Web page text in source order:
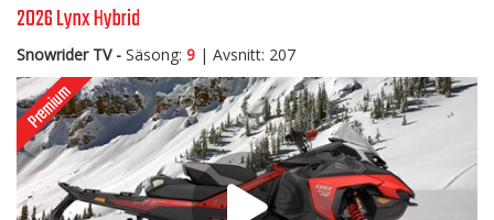
2026 Lynx Hybrid
Snowrider TV - Säsong: 9 | Avsnitt: 207